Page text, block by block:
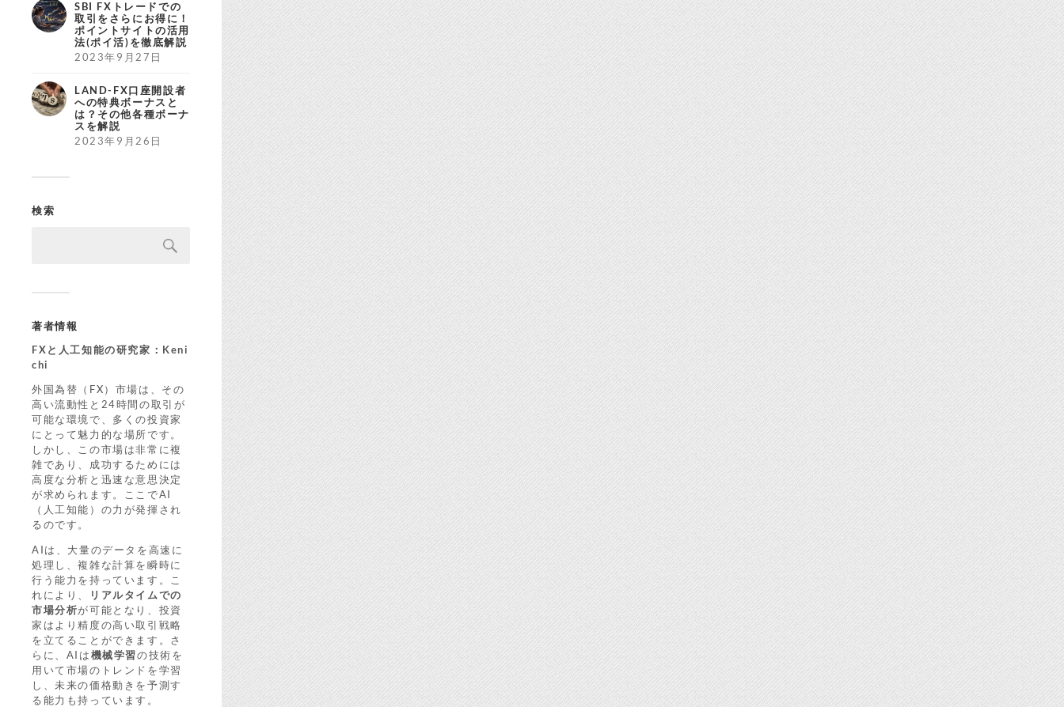
SBI FXトレードでの
取引をさらにお得に！
ポイントサイトの活用
法(ポイ活)を徹底解説
2023年9月27日
LAND-FX口座開設者
への特典ボーナスと
は？その他各種ボーナ
スを解説
2023年9月26日
検索
著者情報
FXと人工知能の研究家：Keni
chi
外国為替（FX）市場は、その
高い流動性と24時間の取引が
可能な環境で、多くの投資家
にとって魅力的な場所です。
しかし、この市場は非常に複
雑であり、成功するためには
高度な分析と迅速な意思決定
が求められます。ここでAI
（人工知能）の力が発揮され
るのです。
AIは、大量のデータを高速に
処理し、複雑な計算を瞬時に
行う能力を持っています。こ
れにより、
リアルタイムでの
市場分析が可能となり、投資
家はより精度の高い取引戦略
を立てることができます。さ
らに、AIは機械学習の技術を
用いて市場のトレンドを学習
し、未来の価格動きを予測す
る能力も持っています。